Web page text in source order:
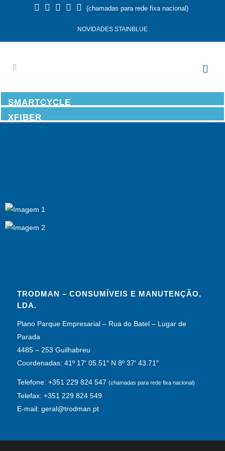
(chamadas para rede fixa nacional)
NOVIDADES STAINBLUE
SMARTCYCLE
XFIBER
TRODMAN – CONSUMÍVEIS E MANUTENÇÃO,
LDA.
Plano Parque Empresarial – Rua do Batel – Lugar de
Parada
4485 – 253 Guilhabreu
Coordenadas: 41º 17′ 05.51″ N 8º 37′ 43.71″
Telefone: +351 229 824 547(chamadas para rede fixa nacional)
Telefax: +351 229 824 549
E-mail: geral@trodman.pt